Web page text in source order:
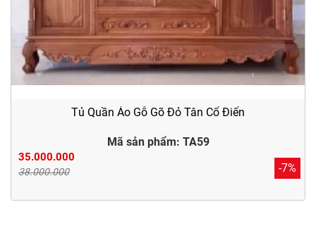
Tủ Quần Áo Gỗ Gõ Đỏ Tân Cổ Điển
Mã sản phẩm: TA59
35.000.000
38.000.000 -7%